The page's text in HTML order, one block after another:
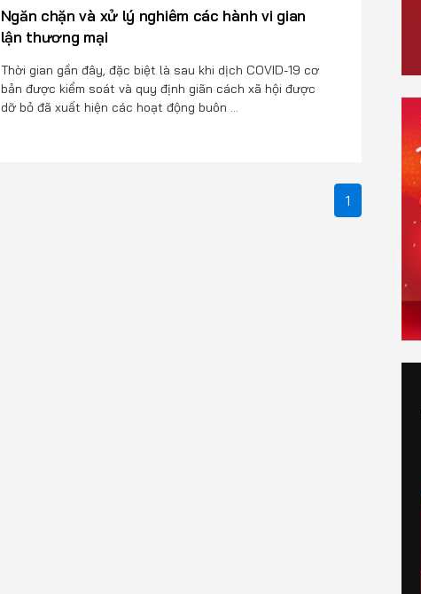
Ngăn chặn và xử lý nghiêm các hành vi gian
lận thương mại
Thời gian gần đây, đặc biệt là sau khi dịch COVID-19 cơ
bản được kiểm soát và quy định giãn cách xã hội được
dỡ bỏ đã xuất hiện các hoạt động buôn ...
1